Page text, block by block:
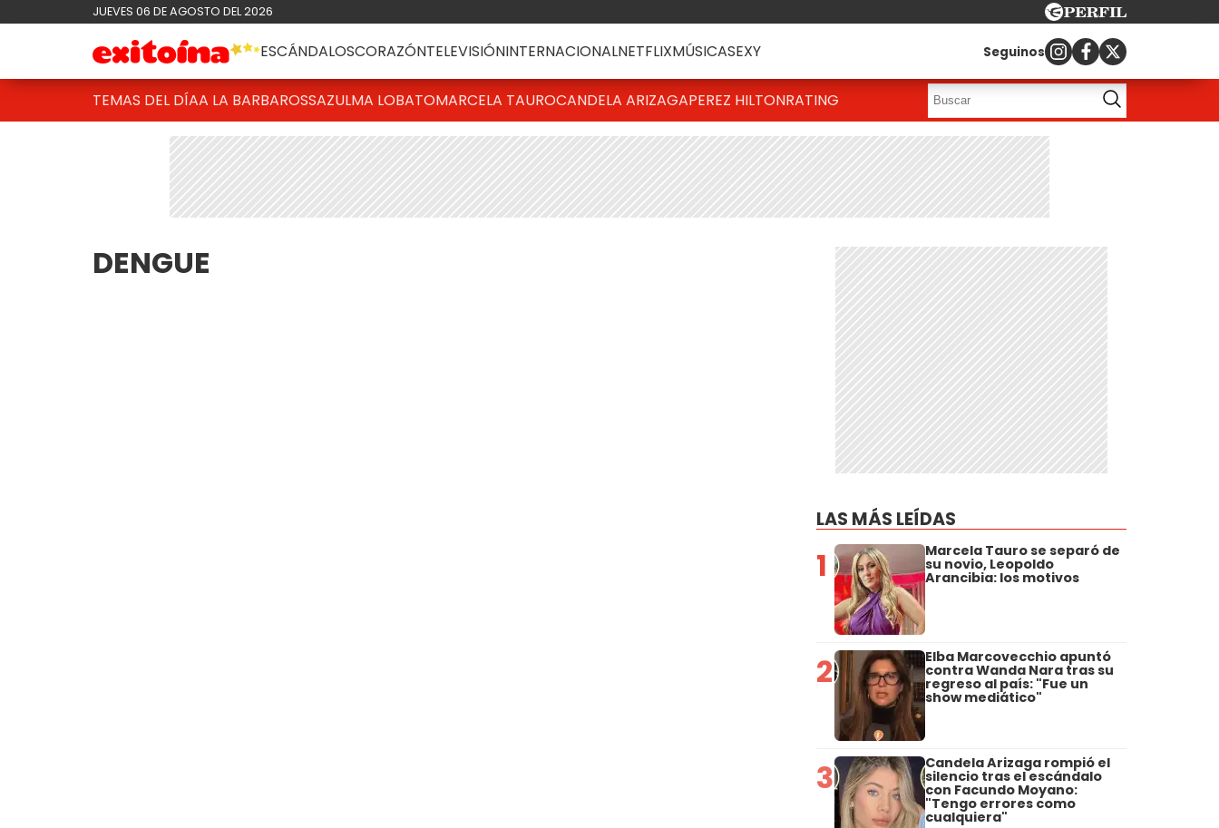
JUEVES 06 DE AGOSTO DEL 2026
ESCÁNDALOSCORAZÓNTELEVISIÓNINTERNACIONALNETFLIXMÚSICASEXY Seguinos
TEMAS DEL DÍAA LA BARBAROSSAZULMA LOBATOMARCELA TAUROCANDELA ARIZAGAPEREZ HILTONRATING
DENGUE
LAS MÁS LEÍDAS
1 Marcela Tauro se separó de
su novio, Leopoldo
Arancibia: los motivos
2 Elba Marcovecchio apuntó
contra Wanda Nara tras su
regreso al país: "Fue un
show mediático"
3 Candela Arizaga rompió el
silencio tras el escándalo
con Facundo Moyano:
"Tengo errores como
cualquiera"